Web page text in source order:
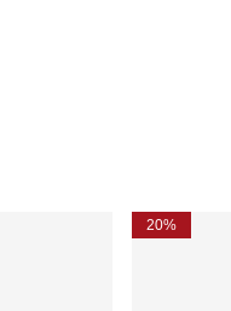
20%